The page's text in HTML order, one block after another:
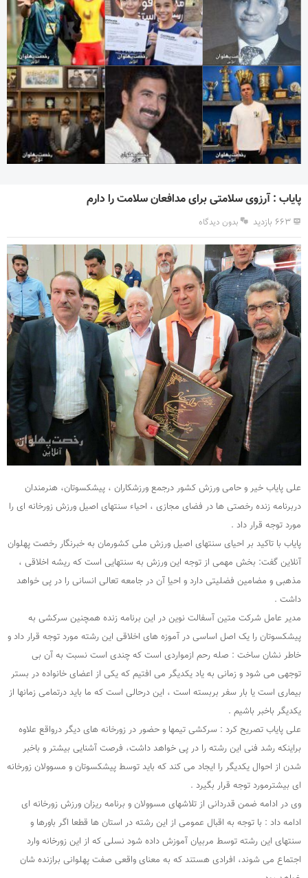
پایاب : آرزوی سلامتی برای مدافعان سلامت را دارم
۶۶۳ بازدید بدون دیدگاه
علی پایاب خیر و حامی ورزش کشور درجمع ورزشکاران ، پیشکسوتان، هنرمندان
دربرنامه زنده رخصتی ها در فضای مجازی ، احیاء سنتهای اصیل ورزش زورخانه ای را
مورد توجه قرار داد .
پایاب با تاکید بر احیای سنتهای اصیل ورزش ملی کشورمان به خبرنگار رخصت پهلوان
آنلاین گفت: بخش مهمی از توجه این ورزش به سنتهایی است که ریشه اخلاقی ،
مذهبی و مضامین فضلیتی دارد و احیاِ آن در جامعه تعالی انسانی را در پی خواهد
داشت .
مدیر عامل شرکت متین آسفالت نوین در این برنامه زنده همچنین سرکشی به
پیشکسوتان را یک اصل اساسی در آموزه های اخلاقی این رشته مورد توجه قرار داد و
خاطر نشان ساخت : صله رحم ازمواردی است که چندی است نسبت به آن بی
توجهی می شود و زمانی به یاد یکدیگر می افتیم که یکی از اعضای خانواده در بستر
بیماری است یا بار سفر بربسته است ، این درحالی است که ما باید درتمامی زمانها از
یکدیگر باخبر باشیم .
علی پایاب تصریح کرد : سرکشی تیمها و حضور در زورخانه های دیگر درواقع علاوه
براینکه رشد فنی این رشته را در پی خواهد داشت، فرصت آشنایی بیشتر و باخبر
شدن از احوال یکدیگر را ایجاد می کند که باید توسط پیشکسوتان و مسوولان زورخانه
ای بیشترمورد توجه قرار بگیرد .
وی در ادامه ضمن قدردانی از تلاشهای مسوولان و برنامه ریزان ورزش زورخانه ای
ادامه داد : با توجه به اقبال عمومی از این رشته در استان ها قطعا اگر باورها و
سنتهای این رشته توسط مربیان آموزش داده شود نسلی که از این زورخانه وارد
اجتماع می شوند، افرادی هستند که به معنای واقعی صفت پهلوانی برازنده شان